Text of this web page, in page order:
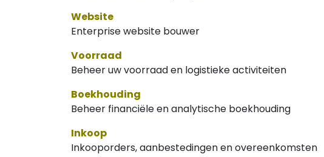
Website
Enterprise website bouwer
Voorraad
Beheer uw voorraad en logistieke activiteiten
Boekhouding
Beheer financiële en analytische boekhouding
Inkoop
Inkooporders, aanbestedingen en overeenkomsten